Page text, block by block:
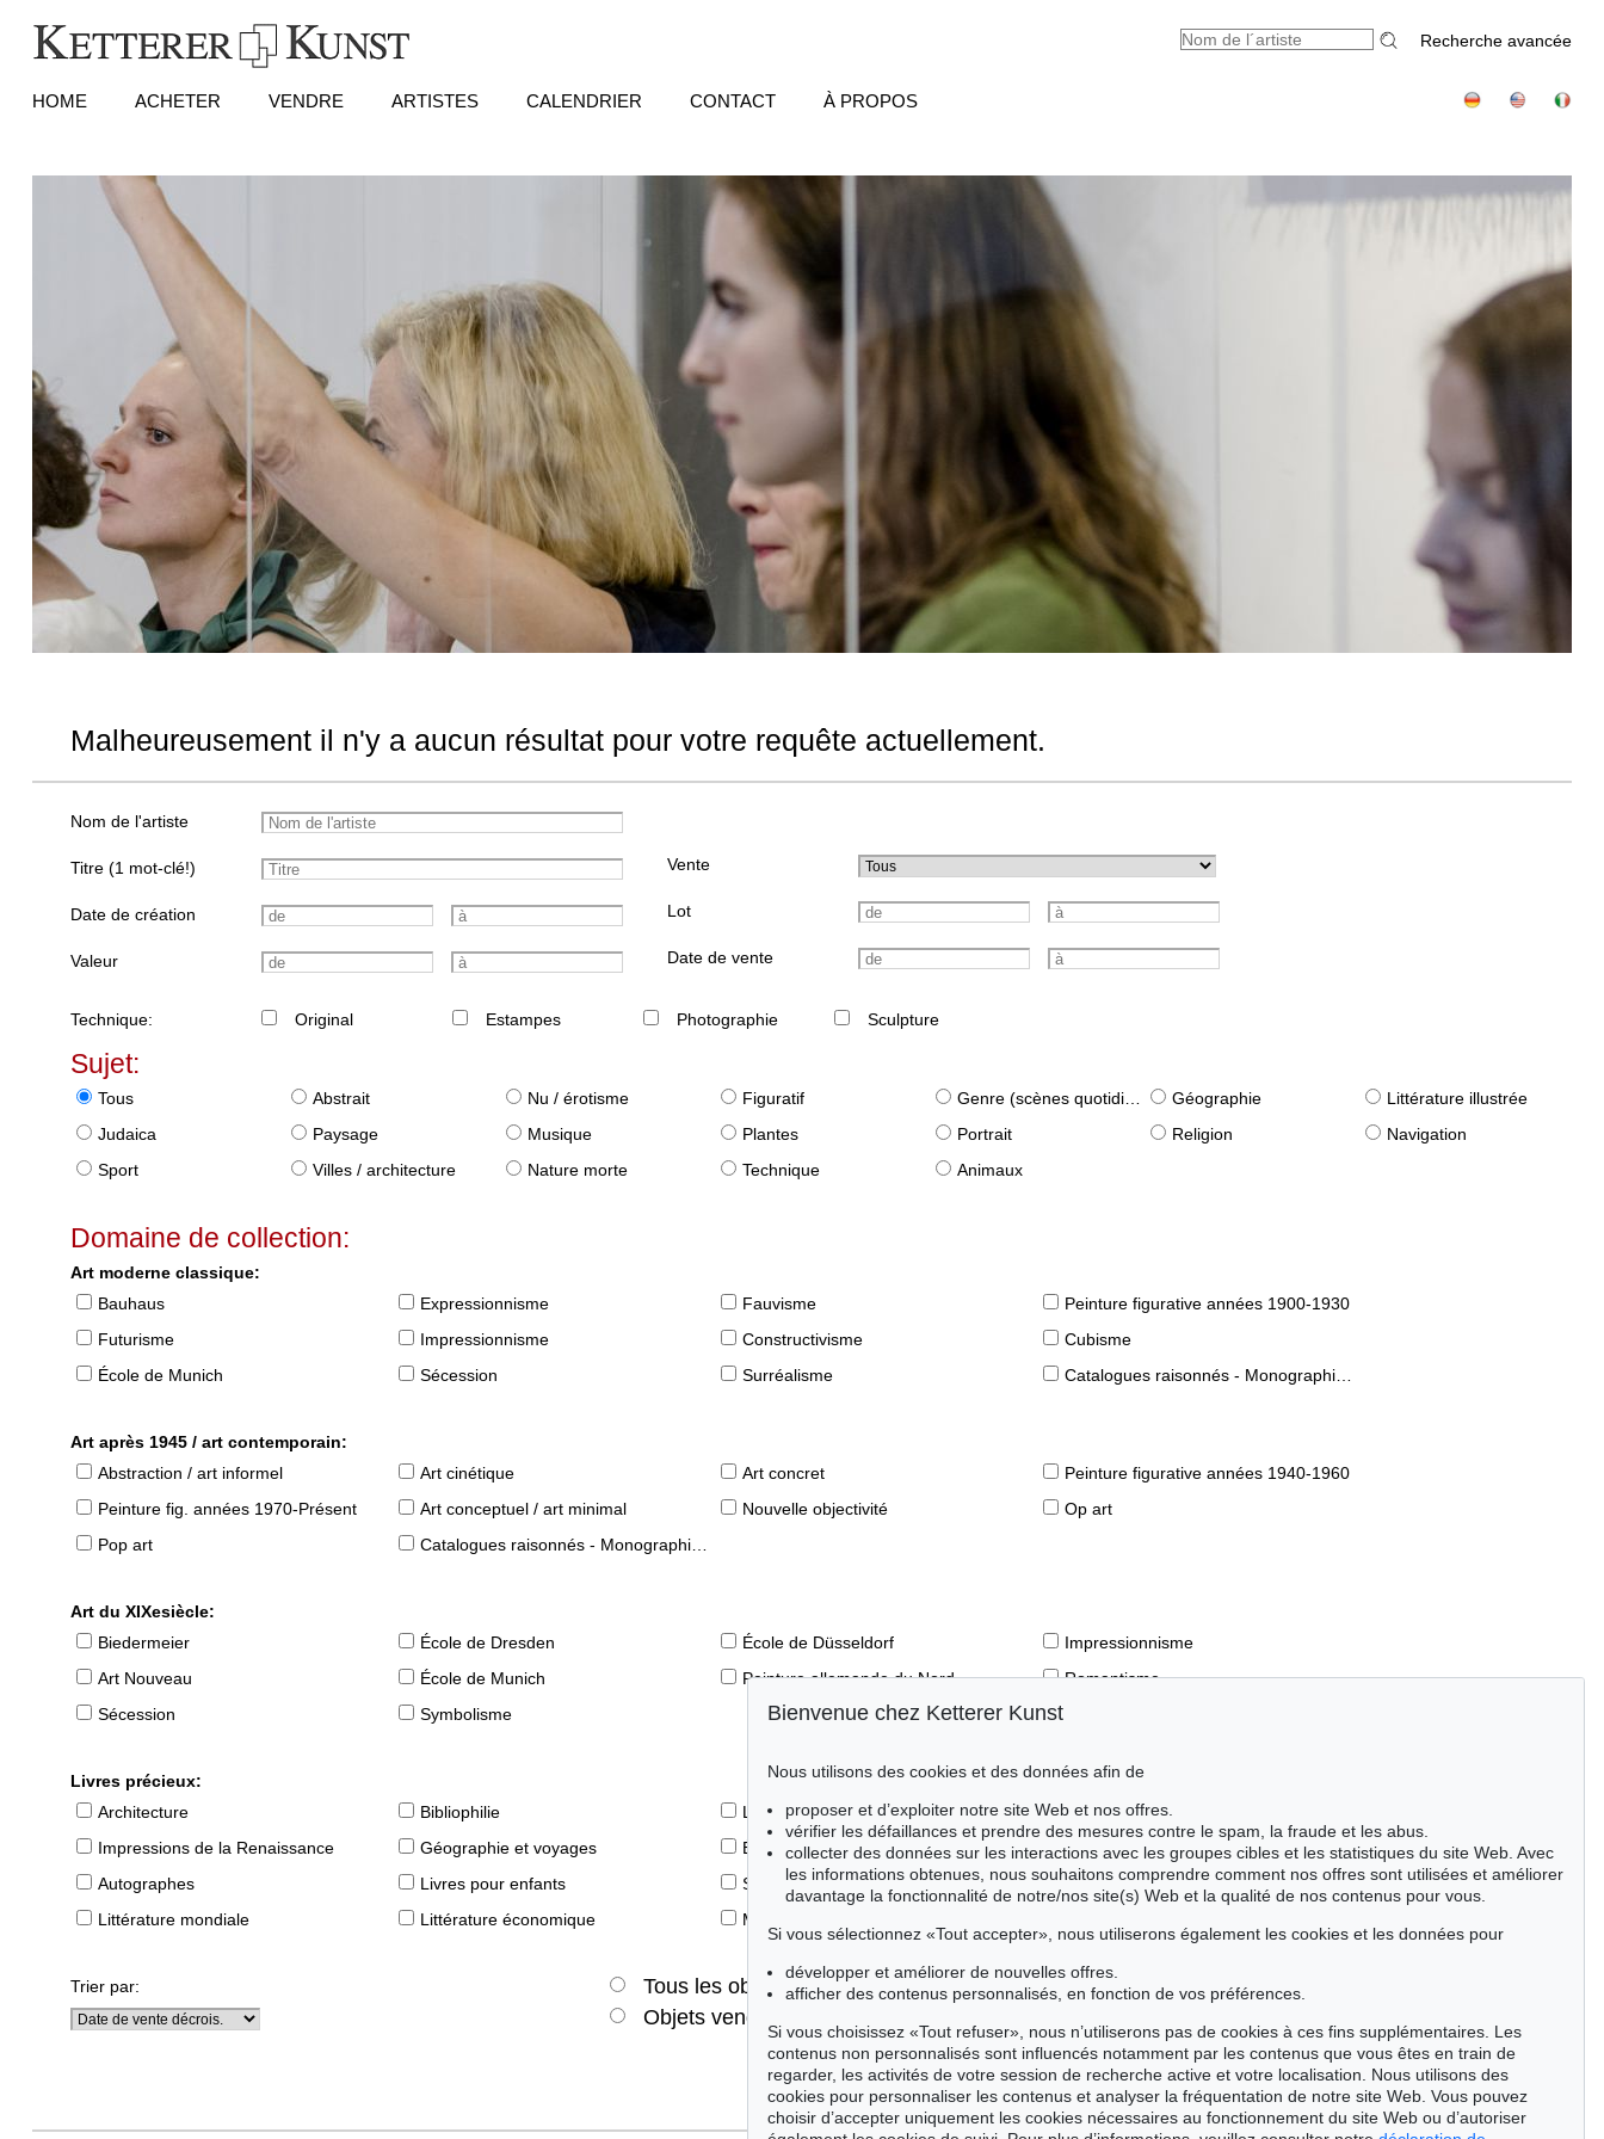
Recherche avancée
HOME ACHETER VENDRE ARTISTES CALENDRIER CONTACT À PROPOS
Malheureusement il n'y a aucun résultat pour votre requête actuellement.
Nom de l'artiste
Titre (1 mot-clé!)
Date de création
Valeur
Vente
Lot
Date de vente
Technique: Original Estampes Photographie Sculpture
Sujet:
Tous Abstrait Nu / érotisme Figuratif Genre (scènes quotidiennes) Géographie
Littérature illustrée
Judaica
Paysage Musique Plantes Portrait Religion
Navigation
Sport
Villes / architecture Nature morte Technique Animaux
Domaine de collection:
Art moderne classique:
Bauhaus
Expressionnisme Fauvisme
Peinture figurative années 1900-1930
Futurisme
Impressionnisme Constructivisme
Cubisme
École de Munich
Sécession Surréalisme Catalogues raisonnés - Monographies d'artistes
Art après 1945 / art contemporain:
Abstraction / art informel
Art cinétique Art concret
Peinture figurative années 1940-1960
Peinture fig. années 1970-Présent
Art conceptuel / art minimal Nouvelle objectivité
Op art
Pop art
Catalogues raisonnés - Monographies d'artistes
Art du XIXesiècle:
Biedermeier
École de Dresden École de Düsseldorf
Impressionnisme
Art Nouveau
École de Munich Peinture allemande du Nord
Romantisme
Sécession
Symbolisme
Livres précieux:
Architecture
Bibliophilie Le livre des Modernes
Incunables et livres du XVIe siècle
Impressions de la Renaissance
Géographie et voyages Éditions princeps
Manuscrits anciens
Autographes
Livres pour enfants Style de vie
Événements clés des sciences naturelles
Littérature mondiale
Littérature économique Merveilles de la nature
Trier par: Tous les objets
Offres actuelles
Objets vendus
Chercher
Bienvenue chez Ketterer Kunst
Nous utilisons des cookies et des données afin de
proposer et d’exploiter notre site Web et nos offres.
vérifier les défaillances et prendre des mesures contre le spam, la fraude et les abus.
collecter des données sur les interactions avec les groupes cibles et les statistiques du site Web. Avec
les informations obtenues, nous souhaitons comprendre comment nos offres sont utilisées et améliorer
davantage la fonctionnalité de notre/nos site(s) Web et la qualité de nos contenus pour vous.
Si vous sélectionnez «Tout accepter», nous utiliserons également les cookies et les données pour
développer et améliorer de nouvelles offres.
afficher des contenus personnalisés, en fonction de vos préférences.
Si vous choisissez «Tout refuser», nous n’utiliserons pas de cookies à ces fins supplémentaires. Les
contenus non personnalisés sont influencés notamment par les contenus que vous êtes en train de
regarder, les activités de votre session de recherche active et votre localisation. Nous utilisons des
cookies pour personnaliser les contenus et analyser la fréquentation de notre site Web. Vous pouvez
choisir d’accepter uniquement les cookies nécessaires au fonctionnement du site Web ou d’autoriser